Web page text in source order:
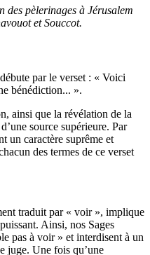
des pèlerinages à Jérusalem
et Souccot.
par le verset : « Voici
bénédiction... ».
ainsi que la révélation de la
source supérieure. Par
un caractère suprême et
des termes de ce verset
traduit par « voir », implique
Ainsi, nos Sages
pas à voir » et interdisent à un
juge. Une fois qu’une